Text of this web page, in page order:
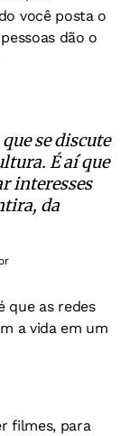
você posta o
dão o
se discute
É aí que
interesses
da
que as redes
a vida em um
filmes, para